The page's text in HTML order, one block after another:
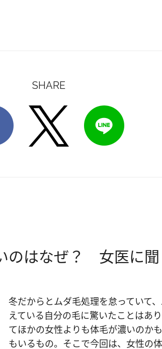
SHARE
のはなぜ？ 女医に
冬だからとムダ毛処理を怠っていて
えている自分の毛に驚いたことはあ
てほかの女性よりも体毛が濃いのか
もいるもの。そこで今回は、女性の